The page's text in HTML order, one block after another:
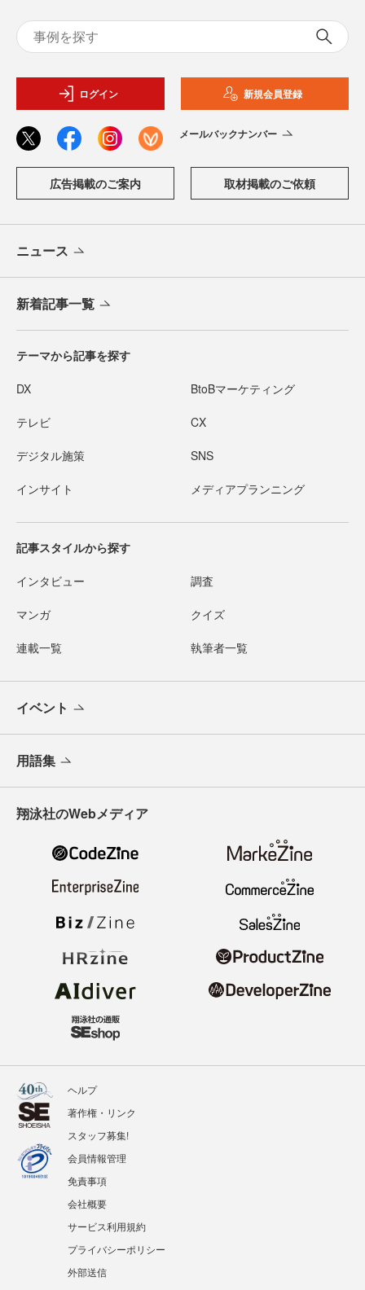
ログイン 新規会員登録
メールバックナンバー
広告掲載のご案内 取材掲載のご依頼
ニュース
新着記事一覧
テーマから記事を探す
DX BtoBマーケティング
テレビ CX
デジタル施策 SNS
インサイト メディアプランニング
記事スタイルから探す
インタビュー 調査
マンガ クイズ
連載一覧 執筆者一覧
イベント
用語集
翔泳社のWebメディア
ヘルプ
著作権・リンク
スタッフ募集!
会員情報管理
免責事項
会社概要
サービス利用規約
プライバシーポリシー
外部送信